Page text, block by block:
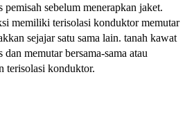
pemisah sebelum menerapkan jaket.
memiliki terisolasi konduktor memutar
sejajar satu sama lain. tanah kawat
memutar bersama-sama atau
terisolasi konduktor.